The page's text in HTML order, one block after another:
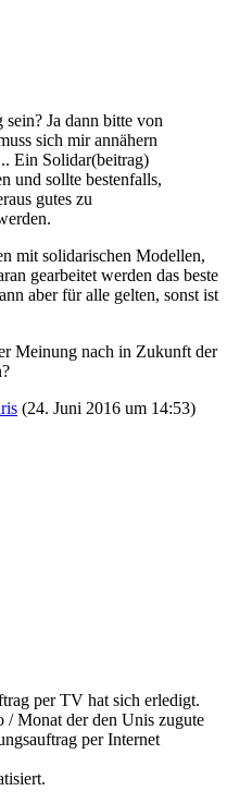
Ja dann bitte von
sich mir annähern
Ein Solidar(beitrag)
und sollte bestenfalls,
gutes zu
mit solidarischen Modellen,
gearbeitet werden das beste
aber für alle gelten, sonst ist
Meinung nach in Zukunft der
(24. Juni 2016 um 14:53)
per TV hat sich erledigt.
/ Monat der den Unis zugute
per Internet